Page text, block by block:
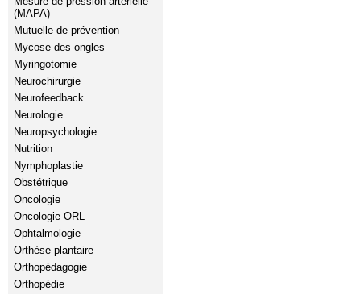
(MAPA)
Mutuelle de prévention
Mycose des ongles
Myringotomie
Neurochirurgie
Neurofeedback
Neurologie
Neuropsychologie
Nutrition
Nymphoplastie
Obstétrique
Oncologie
Oncologie ORL
Ophtalmologie
Orthèse plantaire
Orthopédagogie
Orthopédie